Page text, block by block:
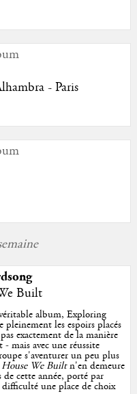
- Paris
Built
album, Exploring
les espoirs placés
exactement de la manière
mais avec une réussite
s'aventurer un peu plus
We Builtn'en demeure
de cette année, porté par
une place de choix